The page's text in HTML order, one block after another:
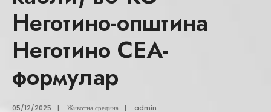
Неготино-општина
Неготино СЕА-
формулар
05/12/2025 | Животна средина | admin